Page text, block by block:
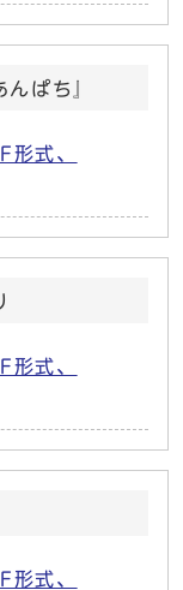
ぱち』
式、
式、
式、